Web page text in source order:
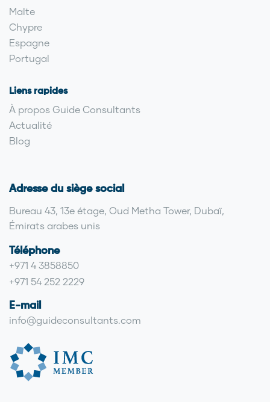
Malte
Chypre
Espagne
Portugal
Liens rapides
À propos Guide Consultants
Actualité
Blog
Adresse du siège social
Bureau 43, 13e étage, Oud Metha Tower, Dubaï,
Émirats arabes unis
Téléphone
+971 4 3858850
+971 54 252 2229
E-mail
info@guideconsultants.com